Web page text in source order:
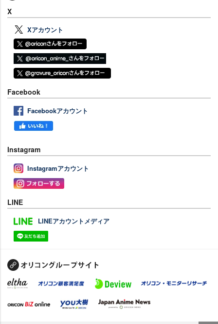
X
Xアカウント
Facebook
Facebookアカウント
Instagram
Instagramアカウント
LINE
LINEアカウントメディア